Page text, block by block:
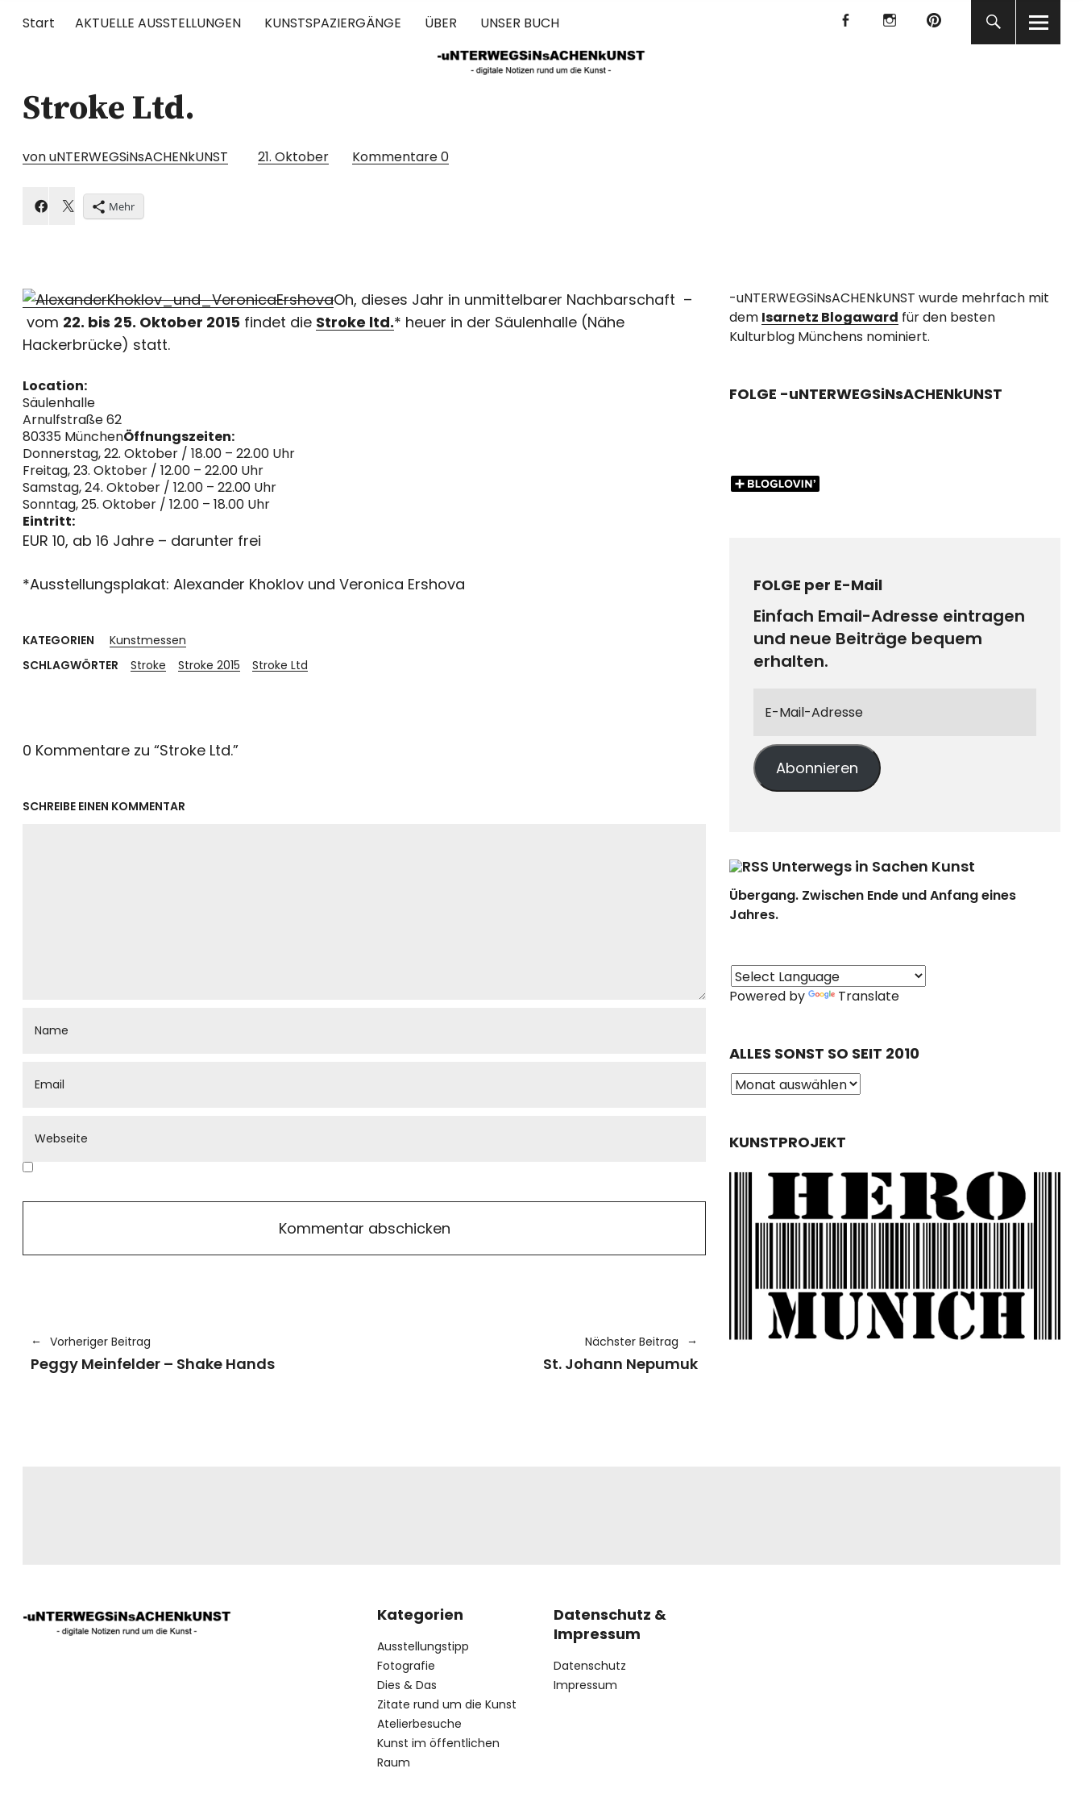
Start AKTUELLE AUSSTELLUNGEN KUNSTSPAZIERGÄNGE ÜBER UNSER BUCH
UNTERWEGS IN SACHEN KUNST
RUND UM DIE ZEITGENÖSSISCHE KUNST
f I P
Stroke Ltd.
von uNTERWEGSiNsACHENkUNST 21. Oktober Kommentare0
Mehr
Oh, dieses Jahr in unmittelbarer Nachbarschaft –
vom 22. bis 25. Oktober 2015 findet die Stroke ltd.* heuer in der Säulenhalle (Nähe
Hackerbrücke) statt.
Location:
Säulenhalle
Arnulfstraße 62
80335 MünchenÖffnungszeiten:
Donnerstag, 22. Oktober / 18.00 – 22.00 Uhr
Freitag, 23. Oktober / 12.00 – 22.00 Uhr
Samstag, 24. Oktober / 12.00 – 22.00 Uhr
Sonntag, 25. Oktober / 12.00 – 18.00 Uhr
Eintritt:
EUR 10, ab 16 Jahre – darunter frei
*Ausstellungsplakat: Alexander Khoklov und Veronica Ershova
KATEGORIEN
Kunstmessen
SCHLAGWÖRTER
Stroke Stroke 2015 Stroke Ltd
0 Kommentare zu “Stroke Ltd.”
SCHREIBE EINEN KOMMENTAR
Vorheriger Beitrag
Peggy Meinfelder – Shake Hands
Nächster Beitrag
St. Johann Nepumuk
-uNTERWEGSiNsACHENkUNST wurde mehrfach mit
dem Isarnetz Blogaward für den besten
Kulturblog Münchens nominiert.
FOLGE -uNTERWEGSiNsACHENkUNST
FOLGE per E-Mail
Einfach Email-Adresse eintragen
und neue Beiträge bequem
erhalten.
Abonnieren
Unterwegs in Sachen Kunst
Übergang. Zwischen Ende und Anfang eines
Jahres.
Powered by Translate
ALLES SONST SO SEIT 2010
KUNSTPROJEKT
Kategorien
Ausstellungstipp
Fotografie
Dies & Das
Zitate rund um die Kunst
Atelierbesuche
Kunst im öffentlichen
Raum
Datenschutz &
Impressum
Datenschutz
Impressum